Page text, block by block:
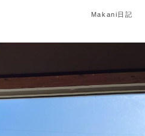
Makani日記